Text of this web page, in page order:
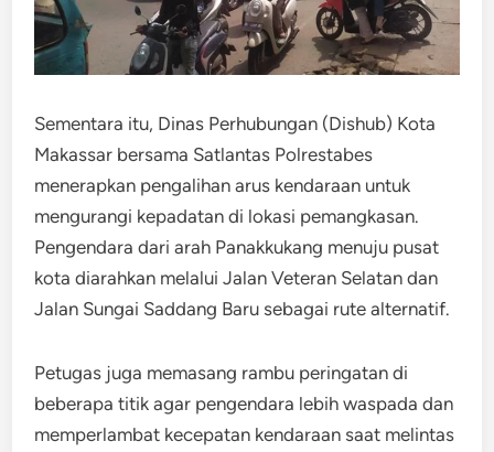
Sementara itu, Dinas Perhubungan (Dishub) Kota
Makassar bersama Satlantas Polrestabes
menerapkan pengalihan arus kendaraan untuk
mengurangi kepadatan di lokasi pemangkasan.
Pengendara dari arah Panakkukang menuju pusat
kota diarahkan melalui Jalan Veteran Selatan dan
Jalan Sungai Saddang Baru sebagai rute alternatif.
Petugas juga memasang rambu peringatan di
beberapa titik agar pengendara lebih waspada dan
memperlambat kecepatan kendaraan saat melintas